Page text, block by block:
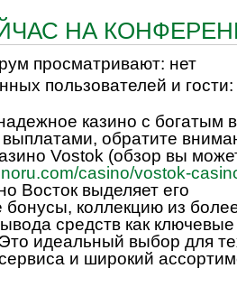
НА
просматривают: нет
пользователей и гости:
казино с богатым
обратите
Vostok (обзор вы
casino/vostok-
Восток выделяет его
бонусы, коллекцию из
средств как ключевые
идеальный выбор для
и широкий